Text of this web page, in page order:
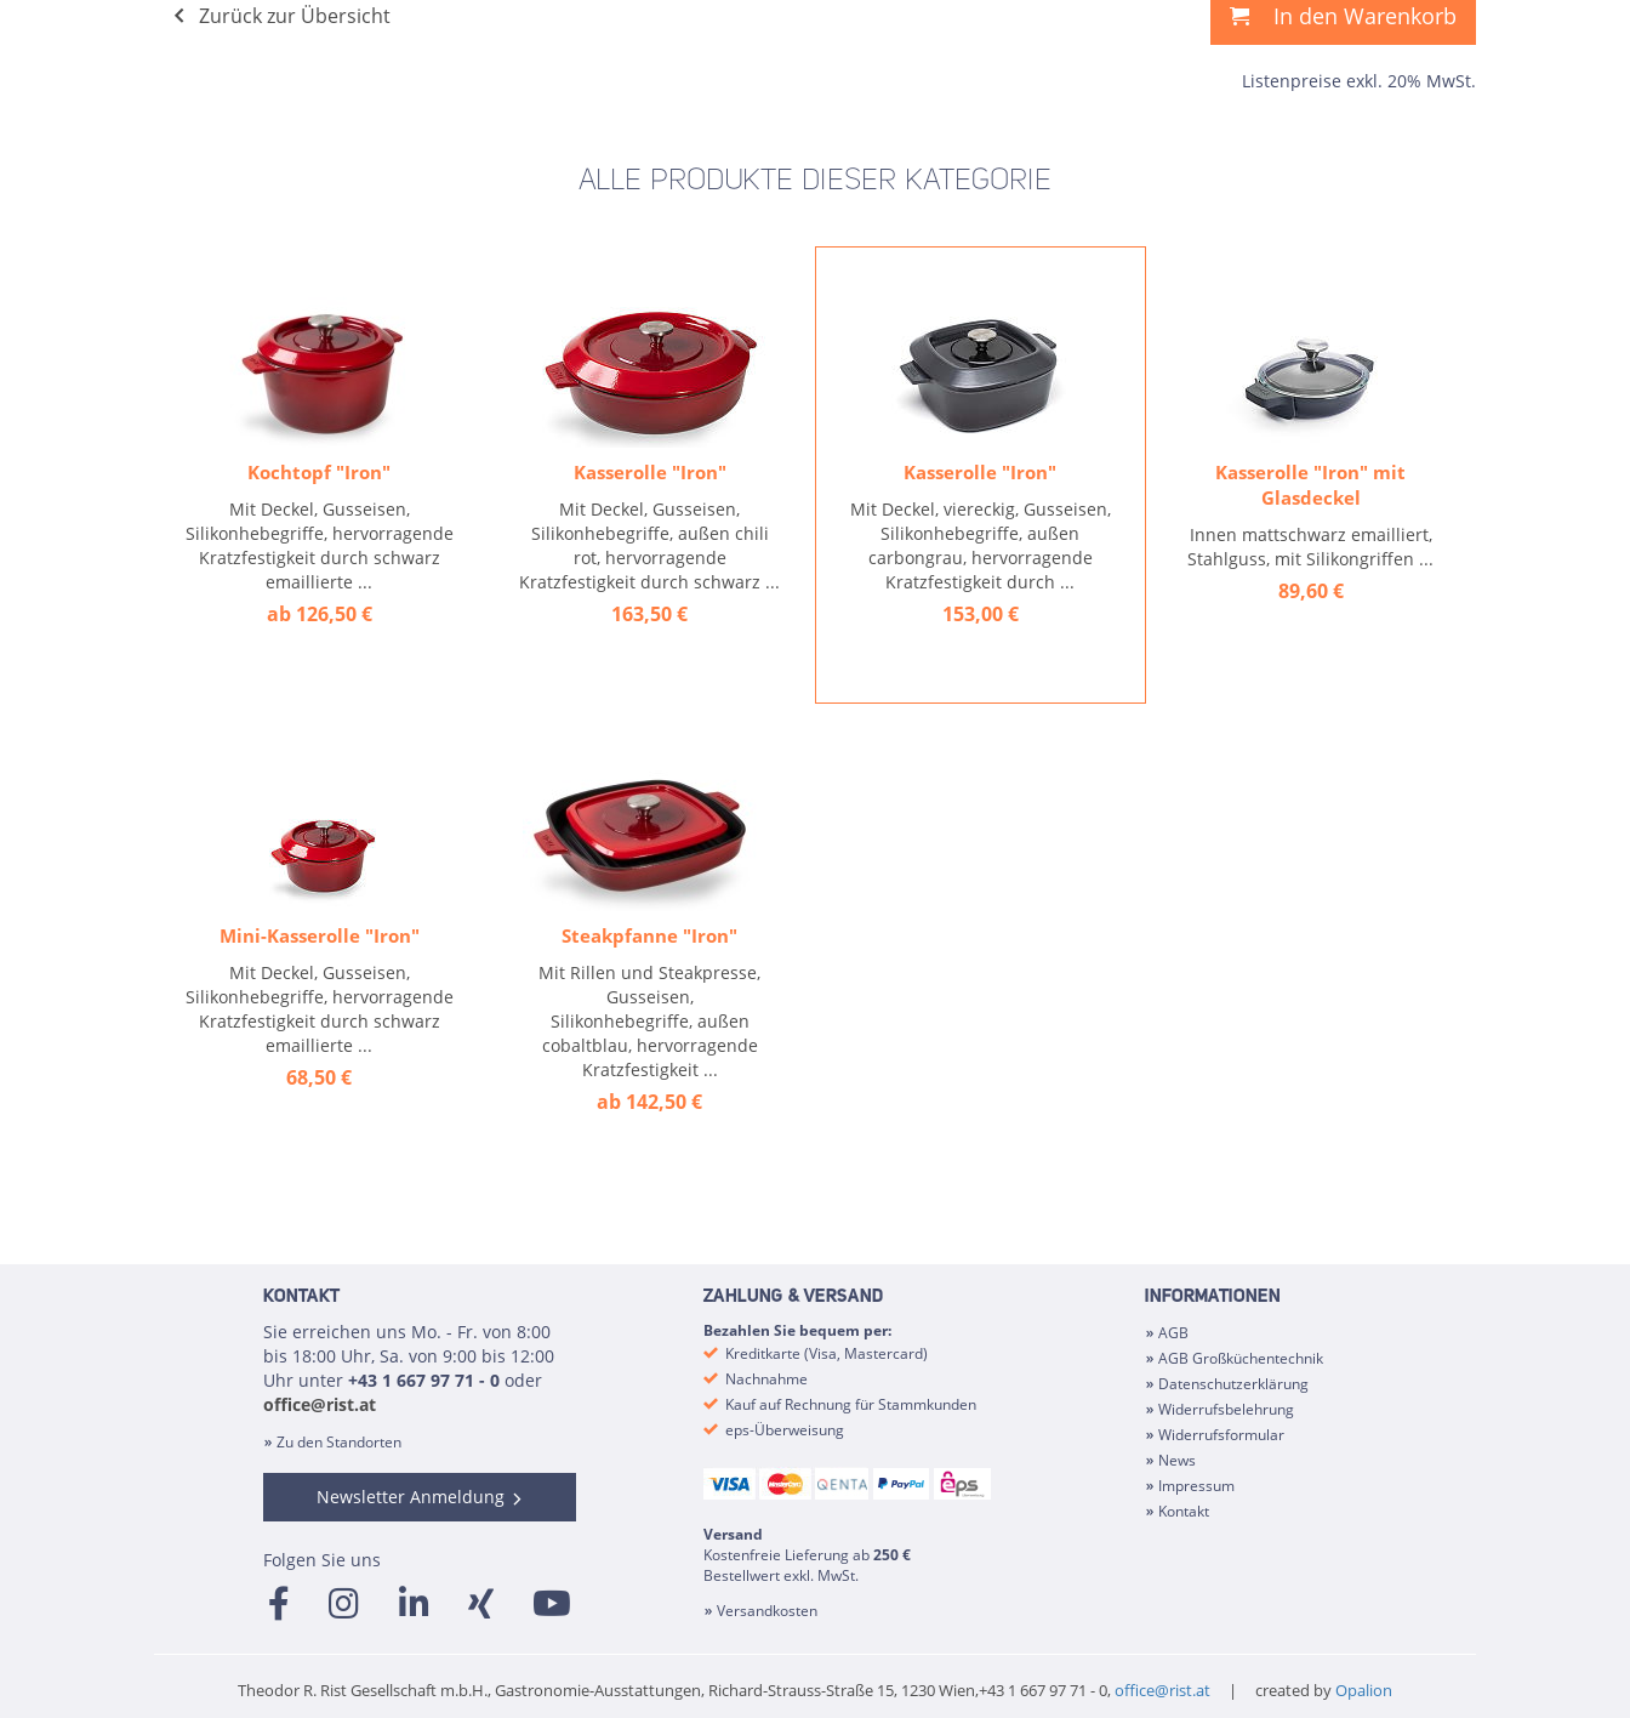
In den Warenkorb
Listenpreise exkl. 20% MwSt.
Zurück zur Übersicht
ALLE PRODUKTE DIESER KATEGORIE
Kochtopf "Iron"
Mit Deckel, Gusseisen,
Silikonhebegriffe, hervorragende
Kratzfestigkeit durch schwarz
emaillierte ...
ab 126,50 €
Kasserolle "Iron"
Mit Deckel, Gusseisen,
Silikonhebegriffe, außen chili
rot, hervorragende
Kratzfestigkeit durch schwarz ...
163,50 €
Kasserolle "Iron"
Mit Deckel, viereckig, Gusseisen,
Silikonhebegriffe, außen
carbongrau, hervorragende
Kratzfestigkeit durch ...
153,00 €
Kasserolle "Iron" mit
Glasdeckel
Innen mattschwarz emailliert,
Stahlguss, mit Silikongriffen ...
89,60 €
Mini-Kasserolle "Iron"
Mit Deckel, Gusseisen,
Silikonhebegriffe, hervorragende
Kratzfestigkeit durch schwarz
emaillierte ...
68,50 €
Steakpfanne "Iron"
Mit Rillen und Steakpresse,
Gusseisen,
Silikonhebegriffe, außen
cobaltblau, hervorragende
Kratzfestigkeit ...
ab 142,50 €
KONTAKT
Sie erreichen uns Mo. - Fr. von 8:00
bis 18:00 Uhr, Sa. von 9:00 bis 12:00
Uhr unter +43 1 667 97 71 - 0 oder
office@rist.at
Zu den Standorten
Newsletter Anmeldung
Folgen Sie uns
ZAHLUNG & VERSAND
Bezahlen Sie bequem per:
Kreditkarte (Visa, Mastercard)
Nachnahme
Kauf auf Rechnung für Stammkunden
eps-Überweisung
Versand
Kostenfreie Lieferung ab250 €
Bestellwert exkl. MwSt.
Versandkosten
INFORMATIONEN
AGB
AGB Großküchentechnik
Datenschutzerklärung
Widerrufsbelehrung
Widerrufsformular
News
Impressum
Kontakt
Theodor R. Rist Gesellschaft m.b.H., Gastronomie-Ausstattungen, Richard-Strauss-Straße 15, 1230 Wien,+43 1 667 97 71 - 0,office@rist.at | created byOpalion